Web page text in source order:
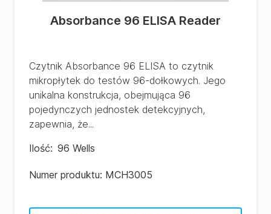
Absorbance 96 ELISA Reader
Czytnik Absorbance 96 ELISA to czytnik
mikropłytek do testów 96-dołkowych. Jego
unikalna konstrukcja, obejmująca 96
pojedynczych jednostek detekcyjnych,
zapewnia, że...
Ilość: 96 Wells
Numer produktu: MCH3005